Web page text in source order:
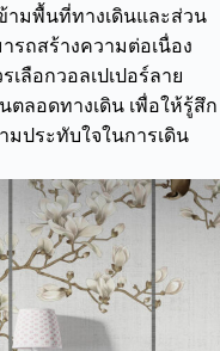
ามพื้นที่ทางเดินและส่วน
รถสร้างความต่อเนื่อง
เลือกวอลเปเปอร์ลาย
ลอดทางเดิน เพื่อให้รู้สึก
ประทับใจในการเดิน